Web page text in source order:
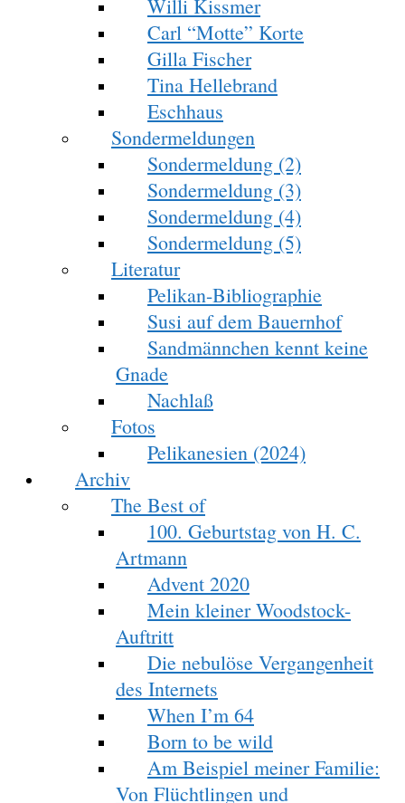
Willi Kissmer
Carl “Motte” Korte
Gilla Fischer
Tina Hellebrand
Eschhaus
Sondermeldungen
Sondermeldung (2)
Sondermeldung (3)
Sondermeldung (4)
Sondermeldung (5)
Literatur
Pelikan-Bibliographie
Susi auf dem Bauernhof
Sandmännchen kennt keine
Gnade
Nachlaß
Fotos
Pelikanesien (2024)
Archiv
The Best of
100. Geburtstag von H. C.
Artmann
Advent 2020
Mein kleiner Woodstock-
Auftritt
Die nebulöse Vergangenheit
des Internets
When I’m 64
Born to be wild
Am Beispiel meiner Familie:
Von Flüchtlingen und